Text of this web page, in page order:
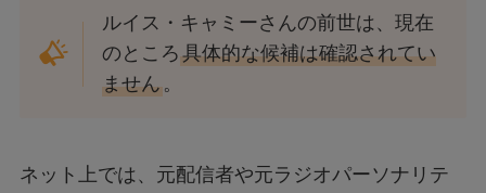
ルイス・キャミーさんの前世は、現在
のところ具体的な候補は確認されてい
ません。
ネット上では、元配信者や元ラジオパーソナリテ